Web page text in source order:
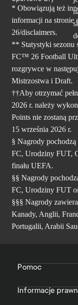
* Obowiązują też
informacji na stronie
26/disclaimers.
** Statystyki sezonu
FC™ 26 Football
rozgrywce w
Mistrzostwa i Draft.
††Aby otrzymać
2026 r. należy
Points nie zostaną
15 września 2026 r.
§ Nagrody
FC, Urodziny FUT,
finału UEFA.
§§ Nagrody
FC, Urodziny FUT
§§§ Nagrody
Kanady, Anglii,
Portugalii, Arabii
Pomoc
Informacje